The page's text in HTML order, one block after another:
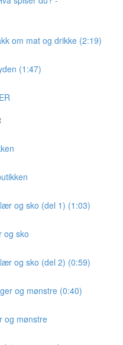
om mat og drikke (2:19)
(1:47)
og sko (del 1) (1:03)
og sko
og sko (del 2) (0:59)
og mønstre (0:40)
og mønstre